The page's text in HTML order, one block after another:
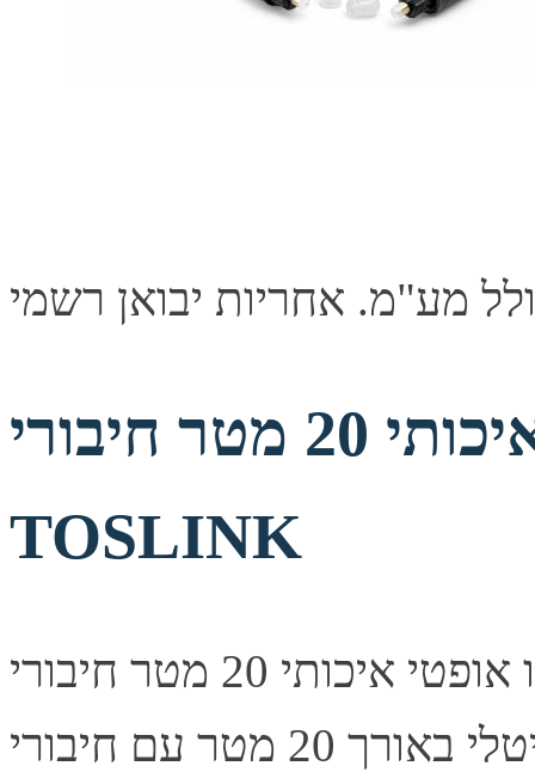
כבל אודיו אופטי איכותי 20 מטר חיבורי
TOSLINK
כבל אודיו אופטי איכותי 20 מטר חיבורי TOSLINK תיאור קצר
כבל אודיו אופטי דיגיטלי באורך 20 מטר עם חיבורי TOSLINK